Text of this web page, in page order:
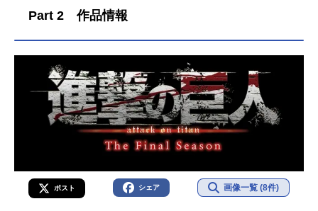
Part 2 作品情報
ポスト シェア 画像一覧 (8件)